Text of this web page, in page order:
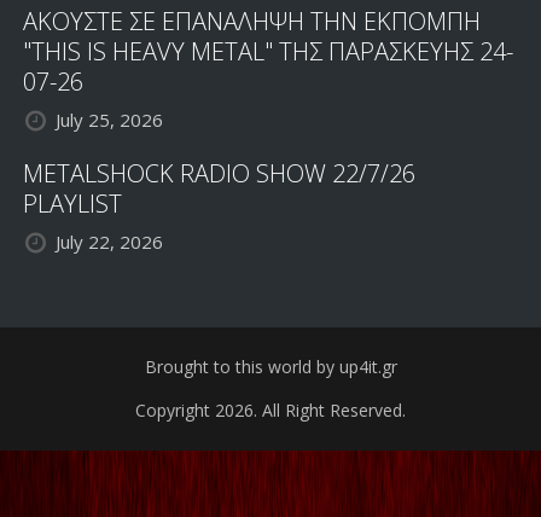
ΑΚΟΥΣΤΕ ΣΕ ΕΠΑΝΑΛΗΨΗ ΤΗΝ ΕΚΠΟΜΠΗ
"THIS IS HEAVY METAL" ΤΗΣ ΠΑΡΑΣΚΕΥΗΣ 24-
07-26
July 25, 2026
METALSHOCK RADIO SHOW 22/7/26
PLAYLIST
July 22, 2026
Brought to this world by up4it.gr
Copyright 2026. All Right Reserved.